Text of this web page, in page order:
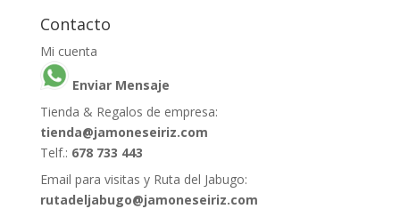
Contacto
Mi cuenta
Enviar Mensaje
Tienda & Regalos de empresa:
tienda@jamoneseiriz.com
Telf.: 678 733 443
Email para visitas y Ruta del Jabugo:
rutadeljabugo@jamoneseiriz.com